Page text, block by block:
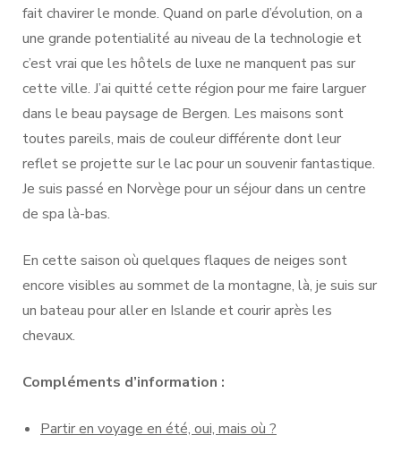
fait chavirer le monde. Quand on parle d’évolution, on a
une grande potentialité au niveau de la technologie et
c’est vrai que les hôtels de luxe ne manquent pas sur
cette ville. J’ai quitté cette région pour me faire larguer
dans le beau paysage de Bergen. Les maisons sont
toutes pareils, mais de couleur différente dont leur
reflet se projette sur le lac pour un souvenir fantastique.
Je suis passé en Norvège pour un séjour dans un centre
de spa là-bas.
En cette saison où quelques flaques de neiges sont
encore visibles au sommet de la montagne, là, je suis sur
un bateau pour aller en Islande et courir après les
chevaux.
Compléments d’information :
Partir en voyage en été, oui, mais où ?